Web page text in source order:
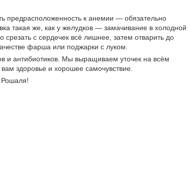
предрасположенность к анемии — обязательно
такая же, как у желудков — замачивание в холодной
с сердечек всё лишнее, затем отварить до
фарша или поджарки с луком.
и антибиотиков. Мы выращиваем уточек на всём
здоровье и хорошее самочувствие.
Рошаля!